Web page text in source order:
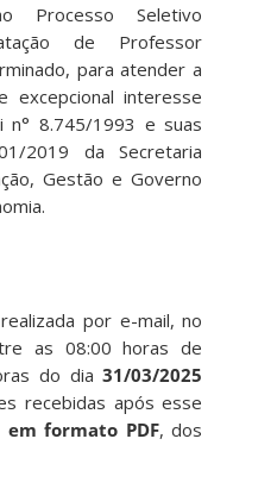
Processo Seletivo
de Professor
para atender a
excepcional interesse
n° 8.745/1993 e suas
2019 da Secretaria
Gestão e Governo
por e-mail, no
as 08:00 horas de
do dia31/03/2025
recebidas após esse
em formato PDF, dos